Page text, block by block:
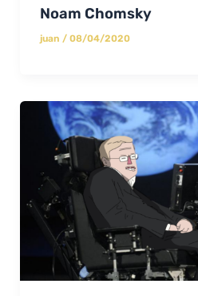
Noam Chomsky
juan / 08/04/2020